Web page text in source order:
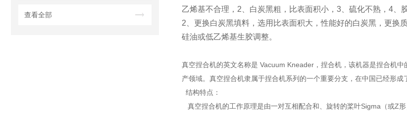
查看全部
乙烯基不合理，2、白炭黑粗，比表面积小，3、硫化不熟，4、
2、更换白炭黑填料，选用比表面积大，性能好的白炭黑，更换
硅油或低乙烯基生胶调整。
真空捏合机的英文名称是 Vacuum Kneader，捏合机，该机器是捏合机
产领域。真空捏合机隶属于捏合机系列的一个重要分支，在中国已经形成
结构特点：
真空捏合机的工作原理是由一对互相配合和、旋转的桨叶Sigma（或Z